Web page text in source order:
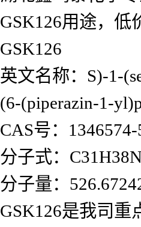
GSK126用途，
GSK126
英文名称：S)-1-
(6-(piperazin-1-
CAS号：1346574-
分子式：
分子量：
GSK126是我司